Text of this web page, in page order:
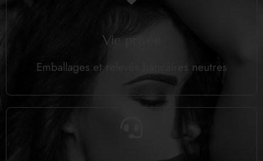
Vie privée
Emballages et relevés bancaires neutres